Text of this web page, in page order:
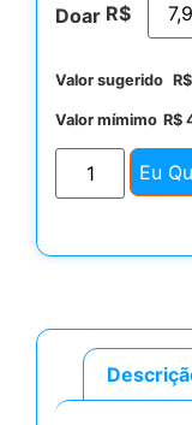
Doar R$
Valor sugerido R$
Valor mímimo R$
Eu